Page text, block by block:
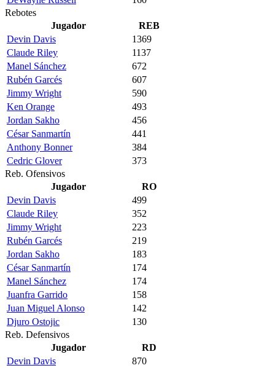
Rebotes
Jugador
REB
Devin Davis
1369
Claude Riley
1137
Manel Sánchez
672
Rubén Garcés
607
Jimmy Wright
590
Ken Orange
493
Jordan Sakho
456
César Sanmartín
441
Anthony Bonner
384
Cedric Glover
373
Reb. Ofensivos
Jugador
RO
Devin Davis
499
Claude Riley
352
Jimmy Wright
223
Rubén Garcés
219
Jordan Sakho
183
César Sanmartín
174
Manel Sánchez
174
Juanfra Garrido
158
Juan Miguel Alonso
142
Djuro Ostojic
130
Reb. Defensivos
Jugador
RD
Devin Davis
870